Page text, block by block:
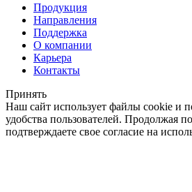
Продукция
Направления
Поддержка
О компании
Карьера
Контакты
Принять
Наш сайт использует файлы cookie и
удобства пользователей. Продолжая
подтверждаете свое согласие на